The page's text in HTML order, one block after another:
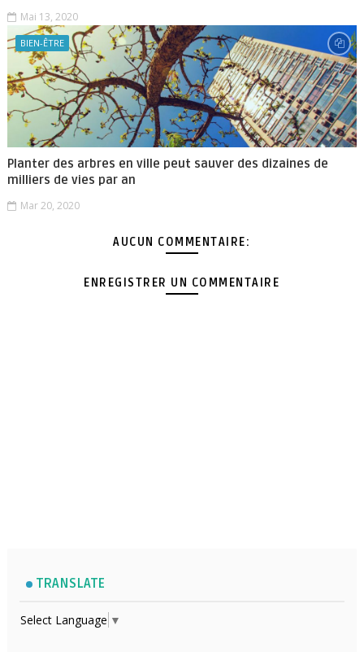
Mai 13, 2020
BIEN-ÊTRE
Planter des arbres en ville peut sauver des dizaines de
milliers de vies par an
Mar 20, 2020
AUCUN COMMENTAIRE:
ENREGISTRER UN COMMENTAIRE
TRANSLATE
Select Language ▼